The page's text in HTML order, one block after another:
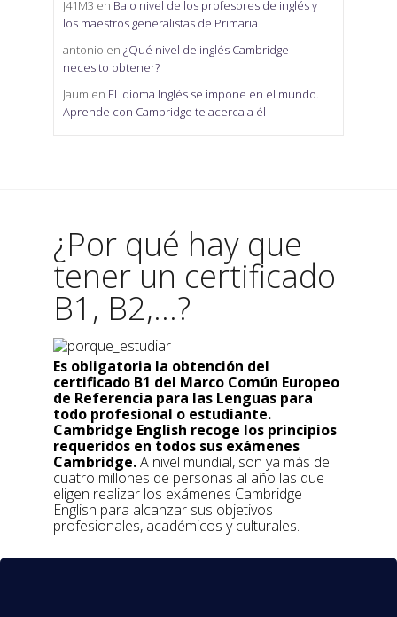
J41M3 en Bajo nivel de los profesores de inglés y
los maestros generalistas de Primaria
antonio en ¿Qué nivel de inglés Cambridge
necesito obtener?
Jaum en El Idioma Inglés se impone en el mundo.
Aprende con Cambridge te acerca a él
¿Por qué hay que
tener un certificado
B1, B2,...?
Es obligatoria la obtención del
certificado B1 del Marco Común Europeo
de Referencia para las Lenguas para
todo profesional o estudiante.
Cambridge English recoge los principios
requeridos en todos sus exámenes
Cambridge.A nivel mundial, son ya más de
cuatro millones de personas al año las que
eligen realizar los exámenes Cambridge
English para alcanzar sus objetivos
profesionales, académicos y culturales.